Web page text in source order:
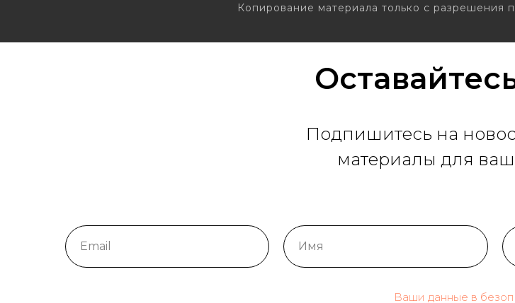
Копирование материала только с разрешения
Подпишитесь на
материалы для
Ваши данные в